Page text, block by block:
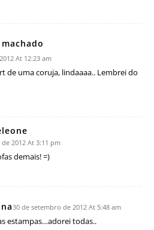
At 12:23 am
de uma coruja, lindaaaa.. Lembrei do
2012 At 3:11 pm
demais! =)
30 de setembro de 2012 At 5:48 am
estampas…adorei todas..